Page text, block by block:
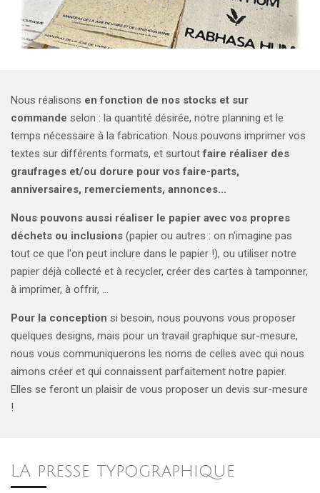
Nous réalisons en fonction de nos stocks et sur
commande selon : la quantité désirée, notre planning et le
temps nécessaire à la fabrication. Nous pouvons imprimer vos
textes sur différents formats, et surtoutfaire réaliser des
graufrages et/ou dorure pour vos faire-parts,
anniversaires, remerciements, annonces...
Nous pouvons aussi réaliser le papier avec vos propres
déchets ou inclusions (papier ou autres : on n'imagine pas
tout ce que l'on peut inclure dans le papier !), ou utiliser notre
papier déjà collecté et à recycler, créer des cartes à tamponner,
à imprimer, à offrir, ...
Pour la conception si besoin, nous pouvons vous proposer
quelques designs, mais pour un travail graphique sur-mesure,
nous vous communiquerons les noms de celles avec qui nous
aimons créer et qui connaissent parfaitement notre papier.
Elles se feront un plaisir de vous proposer un devis sur-mesure
!
LA presse typographique